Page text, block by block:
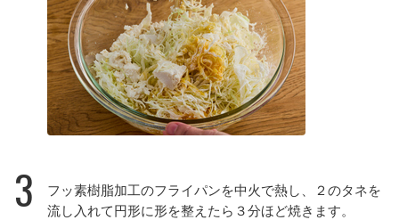
3
フッ素樹脂加工のフライパンを中火で熱し、２のタネを
流し入れて円形に形を整えたら３分ほど焼きます。